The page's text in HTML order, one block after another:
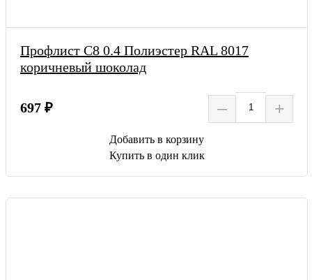
Профлист С8 0.4 Полиэстер RAL 8017
коричневый шоколад
697 ₽ – +
Добавить в корзину
Купить в один клик